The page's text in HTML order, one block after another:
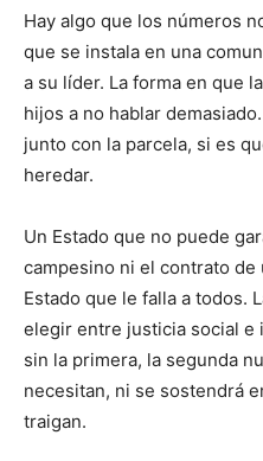
Hay algo que los números
que se instala en una
a su líder. La forma en que
hijos a no hablar
junto con la parcela, si es
heredar.
Un Estado que no puede
campesino ni el contrato
Estado que le falla a todos.
elegir entre justicia social e
sin la primera, la segunda
necesitan, ni se sostendrá
traigan.